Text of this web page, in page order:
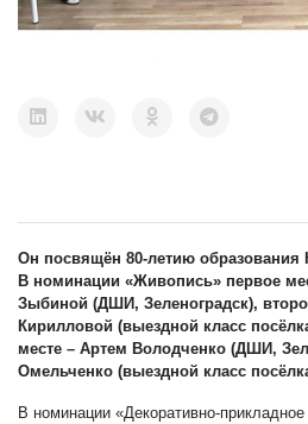
Он посвящён 80-летию образования
В номинации «Живопись» первое
Зыбиной (ДШИ, Зеленоградск),
Кирилловой (выездной класс
месте – Артем Володченко (ДШИ,
Омельченко (выездной класс
В номинации «Декоративно-прикладное